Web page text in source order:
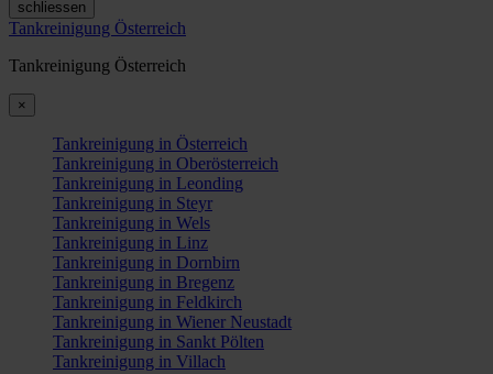
schliessen
Tankreinigung Österreich
Tankreinigung Österreich
×
Tankreinigung in Österreich
Tankreinigung in Oberösterreich
Tankreinigung in Leonding
Tankreinigung in Steyr
Tankreinigung in Wels
Tankreinigung in Linz
Tankreinigung in Dornbirn
Tankreinigung in Bregenz
Tankreinigung in Feldkirch
Tankreinigung in Wiener Neustadt
Tankreinigung in Sankt Pölten
Tankreinigung in Villach